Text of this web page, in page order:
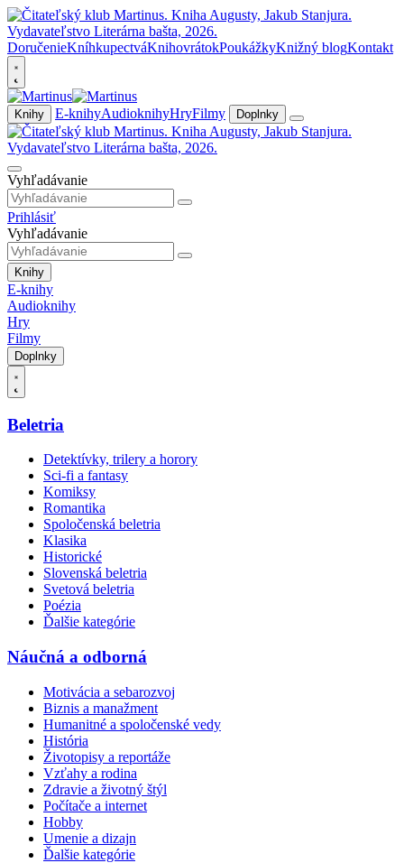
DoručenieKníhkupectváKnihovrátokPoukážkyKnižný blogKontakt
Knihy E-knihyAudioknihyHryFilmy Doplnky
Vyhľadávanie
Prihlásiť
Vyhľadávanie
Knihy
E-knihy
Audioknihy
Hry
Filmy
Doplnky
Beletria
Detektívky, trilery a horory
Sci-fi a fantasy
Komiksy
Romantika
Spoločenská beletria
Klasika
Historické
Slovenská beletria
Svetová beletria
Poézia
Ďalšie kategórie
Náučná a odborná
Motivácia a sebarozvoj
Biznis a manažment
Humanitné a spoločenské vedy
História
Životopisy a reportáže
Vzťahy a rodina
Zdravie a životný štýl
Počítače a internet
Hobby
Umenie a dizajn
Ďalšie kategórie